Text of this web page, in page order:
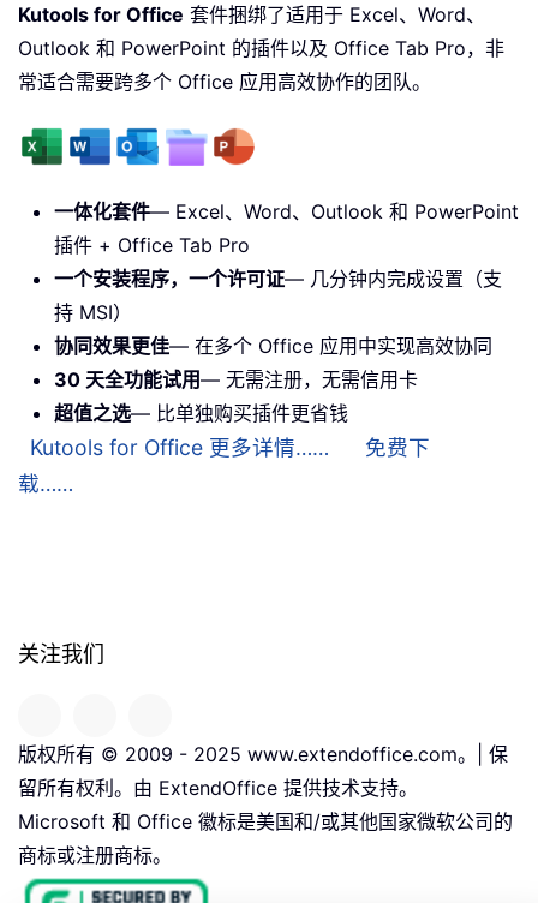
Kutools for Office 套件捆绑了适用于 Excel、Word、
Outlook 和 PowerPoint 的插件以及 Office Tab Pro，非
常适合需要跨多个 Office 应用高效协作的团队。
一体化套件— Excel、Word、Outlook 和 PowerPoint
插件 + Office Tab Pro
一个安装程序，一个许可证— 几分钟内完成设置（支
持 MSI）
协同效果更佳— 在多个 Office 应用中实现高效协同
30 天全功能试用— 无需注册，无需信用卡
超值之选— 比单独购买插件更省钱
Kutools for Office 更多详情……
免费下
载……
关注我们
版权所有 © 2009 - 2025 www.extendoffice.com。| 保
留所有权利。由 ExtendOffice 提供技术支持。
Microsoft 和 Office 徽标是美国和/或其他国家微软公司的
商标或注册商标。